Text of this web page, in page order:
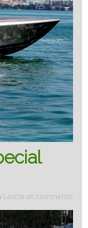
di
Lascia un commento